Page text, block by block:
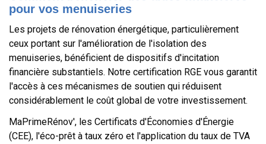
pour vos menuiseries
Les projets de rénovation énergétique, particulièrement
ceux portant sur l'amélioration de l'isolation des
menuiseries, bénéficient de dispositifs d'incitation
financière substantiels. Notre certification RGE vous garantit
l'accès à ces mécanismes de soutien qui réduisent
considérablement le coût global de votre investissement.
MaPrimeRénov', les Certificats d'Économies d'Énergie
(CEE), l'éco-prêt à taux zéro et l'application du taux de TVA